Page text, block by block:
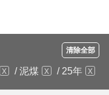
清除全部
/ 泥煤 / 25年